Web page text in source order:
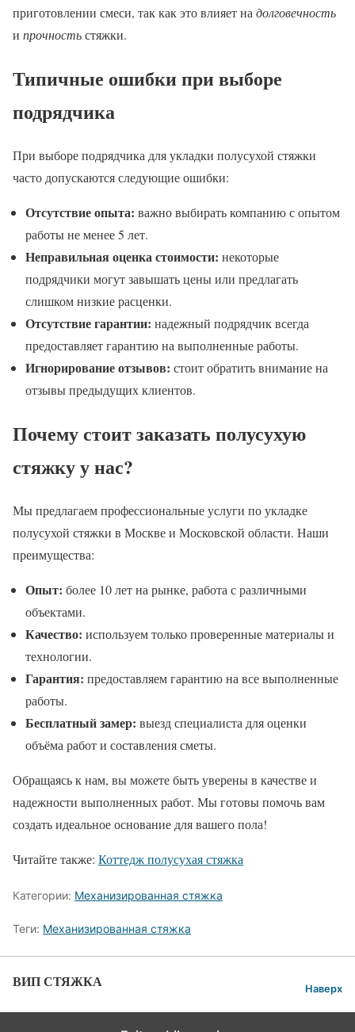
приготовлении смеси, так как это влияет на долговечность
и прочностьстяжки.
Типичные ошибки при выборе
подрядчика
При выборе подрядчика для укладки полусухой стяжки
часто допускаются следующие ошибки:
Отсутствие опыта: важно выбирать компанию с опытом
работы не менее 5 лет.
Неправильная оценка стоимости: некоторые
подрядчики могут завышать цены или предлагать
слишком низкие расценки.
Отсутствие гарантии: надежный подрядчик всегда
предоставляет гарантию на выполненные работы.
Игнорирование отзывов: стоит обратить внимание на
отзывы предыдущих клиентов.
Почему стоит заказать полусухую
стяжку у нас?
Мы предлагаем профессиональные услуги по укладке
полусухой стяжки в Москве и Московской области. Наши
преимущества:
Опыт: более 10 лет на рынке, работа с различными
объектами.
Качество: используем только проверенные материалы и
технологии.
Гарантия: предоставляем гарантию на все выполненные
работы.
Бесплатный замер: выезд специалиста для оценки
объёма работ и составления сметы.
Обращаясь к нам, вы можете быть уверены в качестве и
надежности выполненных работ. Мы готовы помочь вам
создать идеальное основание для вашего пола!
Читайте также: Коттедж полусухая стяжка
Категории: Механизированная стяжка
Теги: Механизированная стяжка
ВИП СТЯЖКА Наверх